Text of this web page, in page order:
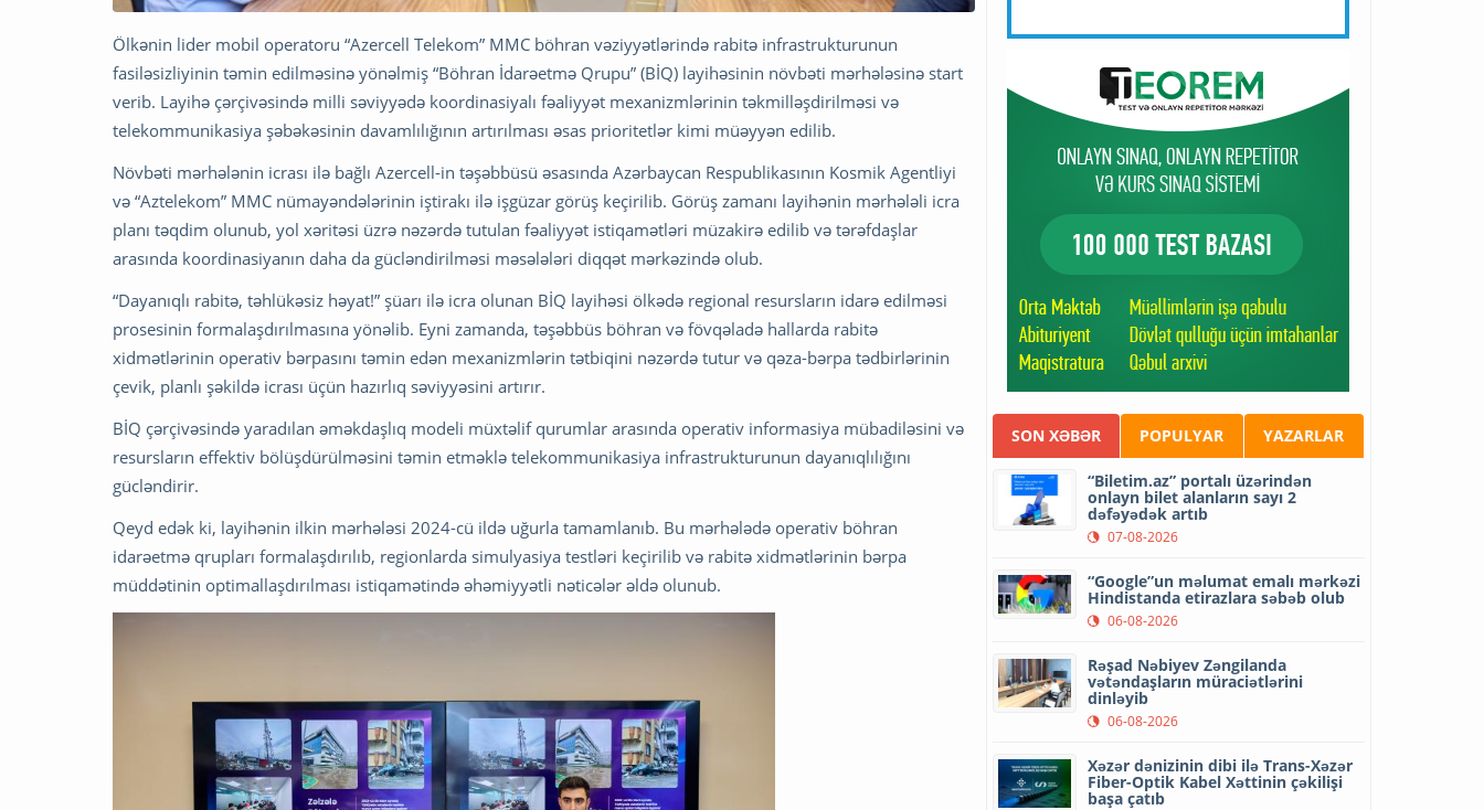
Ölkənin lider mobil operatoru “Azercell Telekom” MMC böhran vəziyyətlərində rabitə infrastrukturunun
fasiləsizliyinin təmin edilməsinə yönəlmiş “Böhran İdarəetmə Qrupu” (BİQ) layihəsinin növbəti mərhələsinə start
verib. Layihə çərçivəsində milli səviyyədə koordinasiyalı fəaliyyət mexanizmlərinin təkmilləşdirilməsi və
telekommunikasiya şəbəkəsinin davamlılığının artırılması əsas prioritetlər kimi müəyyən edilib.
Növbəti mərhələnin icrası ilə bağlı Azercell-in təşəbbüsü əsasında Azərbaycan Respublikasının Kosmik Agentliyi
və “Aztelekom” MMC nümayəndələrinin iştirakı ilə işgüzar görüş keçirilib. Görüş zamanı layihənin mərhələli icra
planı təqdim olunub, yol xəritəsi üzrə nəzərdə tutulan fəaliyyət istiqamətləri müzakirə edilib və tərəfdaşlar
arasında koordinasiyanın daha da gücləndirilməsi məsələləri diqqət mərkəzində olub.
“Dayanıqlı rabitə, təhlükəsiz həyat!” şüarı ilə icra olunan BİQ layihəsi ölkədə regional resursların idarə edilməsi
prosesinin formalaşdırılmasına yönəlib. Eyni zamanda, təşəbbüs böhran və fövqəladə hallarda rabitə
xidmətlərinin operativ bərpasını təmin edən mexanizmlərin tətbiqini nəzərdə tutur və qəza-bərpa tədbirlərinin
çevik, planlı şəkildə icrası üçün hazırlıq səviyyəsini artırır.
BİQ çərçivəsində yaradılan əməkdaşlıq modeli müxtəlif qurumlar arasında operativ informasiya mübadiləsini və
resursların effektiv bölüşdürülməsini təmin etməklə telekommunikasiya infrastrukturunun dayanıqlılığını
gücləndirir.
Qeyd edək ki, layihənin ilkin mərhələsi 2024-cü ildə uğurla tamamlanıb. Bu mərhələdə operativ böhran
idarəetmə qrupları formalaşdırılıb, regionlarda simulyasiya testləri keçirilib və rabitə xidmətlərinin bərpa
müddətinin optimallaşdırılması istiqamətində əhəmiyyətli nəticələr əldə olunub.
SON XƏBƏR POPULYAR YAZARLAR
“Biletim.az” portalı üzərindən
onlayn bilet alanların sayı 2
dəfəyədək artıb
07-08-2026
“Google”un məlumat emalı mərkəzi
Hindistanda etirazlara səbəb olub
06-08-2026
Rəşad Nəbiyev Zəngilanda
vətəndaşların müraciətlərini
dinləyib
06-08-2026
Xəzər dənizinin dibi ilə Trans-Xəzər
Fiber-Optik Kabel Xəttinin çəkilişi
başa çatıb